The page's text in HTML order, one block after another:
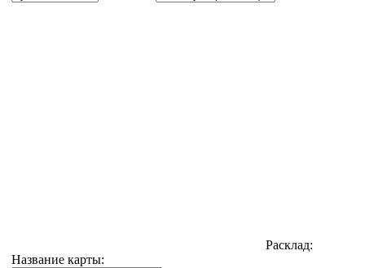
Расклад:
Название карты: